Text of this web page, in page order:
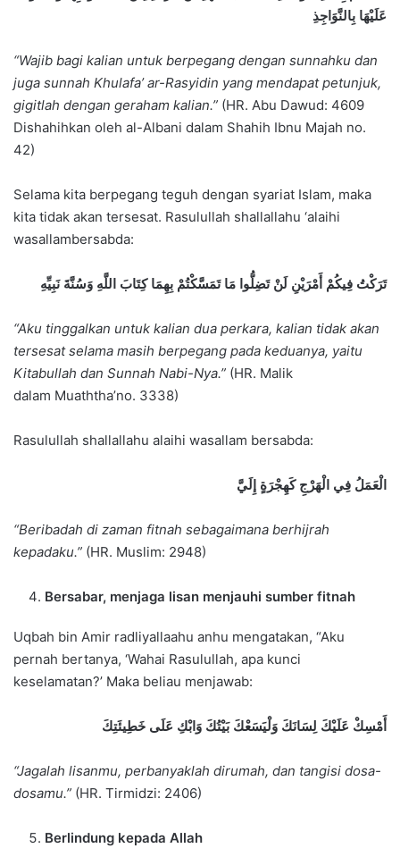
عَلَيْهَا بِالنَّوَاجِذِ
“Wajib bagi kalian untuk berpegang dengan sunnahku dan
juga sunnah Khulafa’ ar-Rasyidin yang mendapat petunjuk,
gigitlah dengan geraham kalian.” (HR. Abu Dawud: 4609
Dishahihkan oleh al-Albani dalam Shahih Ibnu Majah no.
42)
Selama kita berpegang teguh dengan syariat Islam, maka
kita tidak akan tersesat. Rasulullah shallallahu ‘alaihi
wasallambersabda:
تَرَكْتُ فِيكُمْ أَمْرَيْنِ لَنْ تَضِلُّوا مَا تَمَسَّكْتُمْ بِهِمَا كِتَابَ اللَّهِ وَسُنَّةَ نَبِيِّهِ
“Aku tinggalkan untuk kalian dua perkara, kalian tidak akan
tersesat selama masih berpegang pada keduanya, yaitu
Kitabullah dan Sunnah Nabi-Nya.” (HR. Malik
dalam Muaththa’no. 3338)
Rasulullah shallallahu alaihi wasallam bersabda:
الْعَمَلُ فِي الْهَرْجِ كَهِجْرَةٍ إِلَيَّ
“Beribadah di zaman fitnah sebagaimana berhijrah
kepadaku.” (HR. Muslim: 2948)
Bersabar, menjaga lisan menjauhi sumber fitnah
Uqbah bin Amir radliyallaahu anhu mengatakan, “Aku
pernah bertanya, ‘Wahai Rasulullah, apa kunci
keselamatan?’ Maka beliau menjawab:
أَمْسِكْ عَلَيْكَ لِسَانَكَ وَلْيَسَعْكَ بَيْتُكَ وَابْكِ عَلَى خَطِيئَتِكَ
“Jagalah lisanmu, perbanyaklah dirumah, dan tangisi dosa-
dosamu.” (HR. Tirmidzi: 2406)
Berlindung kepada Allah